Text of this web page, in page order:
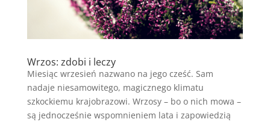
Wrzos: zdobi i leczy
Miesiąc wrzesień nazwano na jego cześć. Sam
nadaje niesamowitego, magicznego klimatu
szkockiemu krajobrazowi. Wrzosy – bo o nich mowa –
są jednocześnie wspomnieniem lata i zapowiedzią